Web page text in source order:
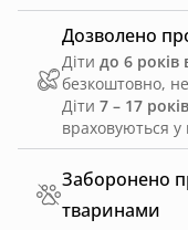
Заборонено
тваринами
Дозволено
Діти до 6
безкоштовно,
Діти 7 – 17
враховуються у